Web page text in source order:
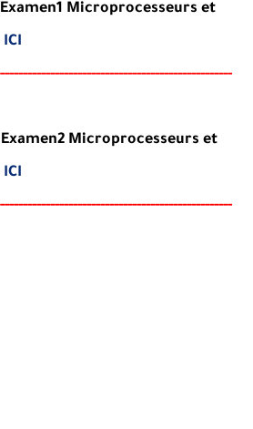
Examen1 Microprocesseurs et
ICI
---------------
Examen2 Microprocesseurs et
ICI
---------------